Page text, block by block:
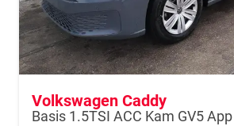
Volkswagen Caddy
Basis 1.5TSI ACC Kam GV5 App